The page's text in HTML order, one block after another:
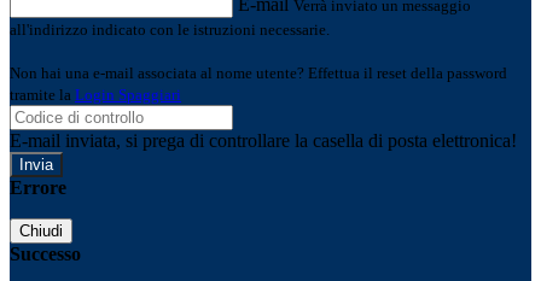
E-mail Verrà inviato un messaggio
all'indirizzo indicato con le istruzioni necessarie.
Non hai una e-mail associata al nome utente? Effettua il reset della password
tramite la Login Spaggiari
E-mail inviata, si prega di controllare la casella di posta elettronica!
Errore
Chiudi
Successo